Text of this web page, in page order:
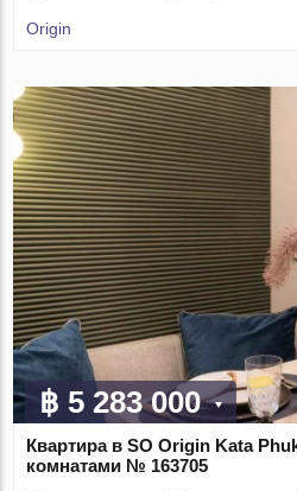
Origin
฿ 5 283 000
Квартира в SO Origin Kata
комнатами № 163705